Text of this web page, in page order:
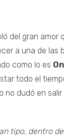
del gran amor
a una de las
como lo es
todo el
no dudó en
tipo, dentro